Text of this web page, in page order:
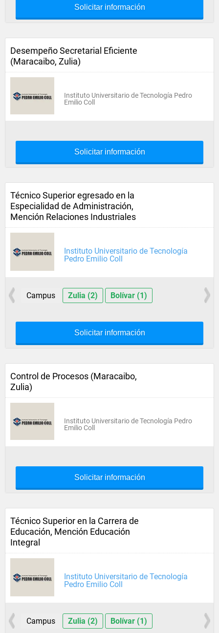
Solicitar información
Desempeño Secretarial Eficiente
(Maracaibo, Zulia)
Instituto Universitario de Tecnología Pedro
Emilio Coll
Solicitar información
Técnico Superior egresado en la
Especialidad de Administración,
Mención Relaciones Industriales
Instituto Universitario de Tecnología
Pedro Emilio Coll
Campus Zulia (2) Bolívar (1)
Solicitar información
Control de Procesos (Maracaibo,
Zulia)
Instituto Universitario de Tecnología Pedro
Emilio Coll
Solicitar información
Técnico Superior en la Carrera de
Educación, Mención Educación
Integral
Instituto Universitario de Tecnología
Pedro Emilio Coll
Campus Zulia (2) Bolívar (1)